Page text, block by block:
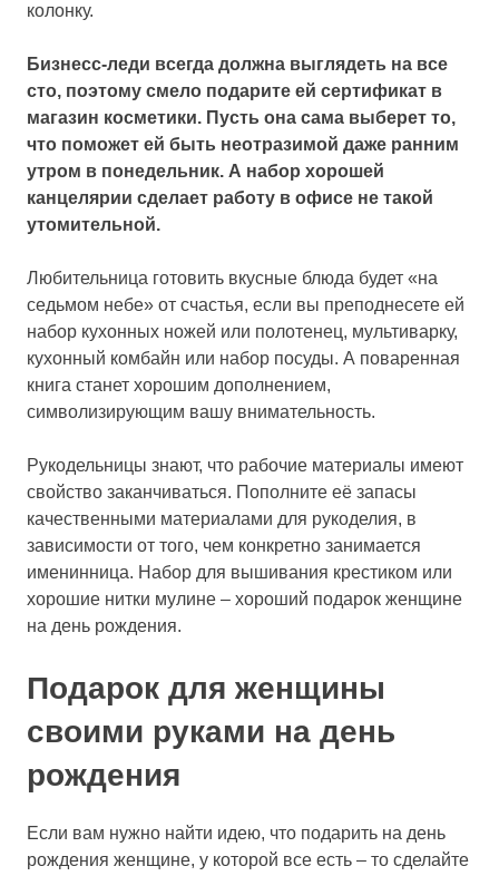
колонку.
Бизнесс-леди всегда должна выглядеть на все
сто, поэтому смело подарите ей сертификат в
магазин косметики. Пусть она сама выберет то,
что поможет ей быть неотразимой даже ранним
утром в понедельник. А набор хорошей
канцелярии сделает работу в офисе не такой
утомительной.
Любительница готовить вкусные блюда будет «на
седьмом небе» от счастья, если вы преподнесете ей
набор кухонных ножей или полотенец, мультиварку,
кухонный комбайн или набор посуды. А поваренная
книга станет хорошим дополнением,
символизирующим вашу внимательность.
Рукодельницы знают, что рабочие материалы имеют
свойство заканчиваться. Пополните её запасы
качественными материалами для рукоделия, в
зависимости от того, чем конкретно занимается
именинница. Набор для вышивания крестиком или
хорошие нитки мулине – хороший подарок женщине
на день рождения.
Подарок для женщины
своими руками на день
рождения
Если вам нужно найти идею, что подарить на день
рождения женщине, у которой все есть – то сделайте